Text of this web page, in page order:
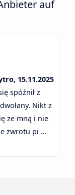
auf
15.11.2025
spóźnił z
Nikt z
ze mną i nie
zwrotu pi ...